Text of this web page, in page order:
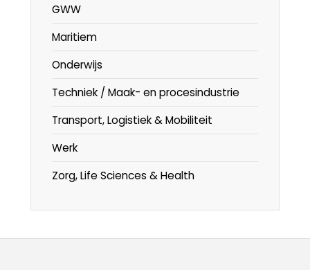
GWW
Maritiem
Onderwijs
Techniek / Maak- en procesindustrie
Transport, Logistiek & Mobiliteit
Werk
Zorg, Life Sciences & Health